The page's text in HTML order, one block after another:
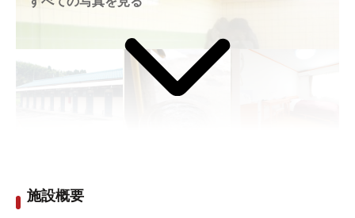
施設概要